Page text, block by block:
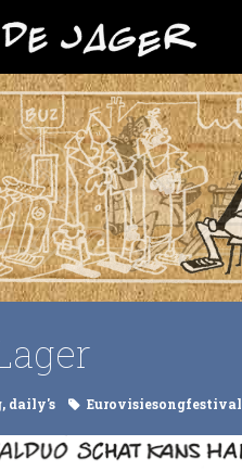
, daily's Eurovisiesongfestival